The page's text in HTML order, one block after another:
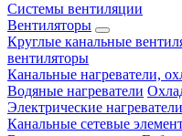
Системы вентиляции
Вентиляторы
Круглые канальные
вентиляторы
Канальные нагреватели,
Водяные нагреватели
Электрические нагреватели
Канальные сетевые